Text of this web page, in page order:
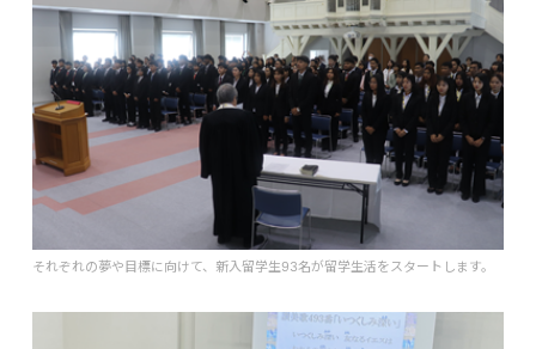
それぞれの夢や目標に向けて、新入留学生93名が留学生活をスタートします。